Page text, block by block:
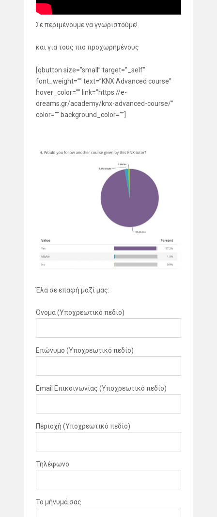
Σε περιμένουμε να γνωριστούμε!
και για τους πιο προχωρημένους
[qbutton size=”small” target=”_self”
font_weight=”” text=”KNX Advanced course”
hover_color=”” link=”https://e-
dreams.gr/academy/knx-advanced-course/”
color=”” background_color=””]
Έλα σε επαφή μαζί μας:
Όνομα (Υποχρεωτικό πεδίο)
Επώνυμο (Υποχρεωτικό πεδίο)
Email Επικοινωνίας (Υποχρεωτικό πεδίο)
Περιοχή (Υποχρεωτικό πεδίο)
Τηλέφωνο
Το μήνυμά σας